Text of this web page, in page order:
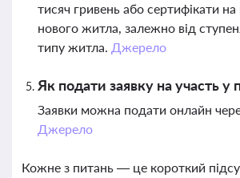
тисяч гривень або сертифікати
нового житла, залежно від
типу житла. Джерело
Як подати заявку на участь у
Заявки можна подати онлайн
Джерело
Кожне з питань — це короткий